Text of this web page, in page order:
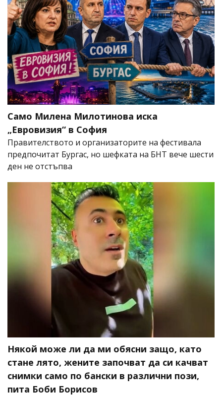
Само Милена Милотинова иска
„Евровизия“ в София
Правителството и организаторите на фестивала
предпочитат Бургас, но шефката на БНТ вече шести
ден не отстъпва
Някой може ли да ми обясни защо, като
стане лято, жените започват да си качват
снимки само по бански в различни пози,
пита Боби Борисов